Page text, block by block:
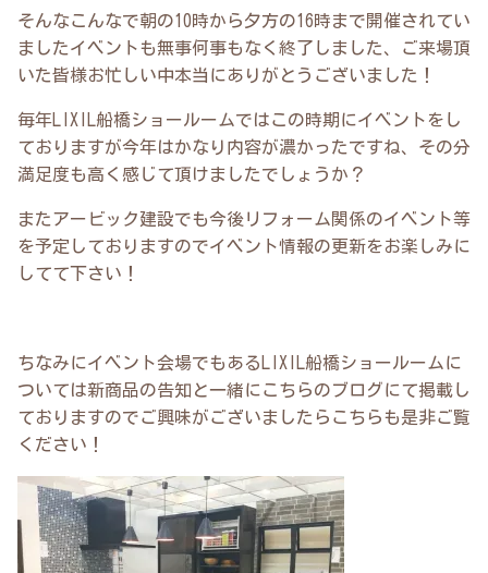
そんなこんなで朝の10時から夕方の16時まで開催されてい
ましたイベントも無事何事もなく終了しました、ご来場頂
いた皆様お忙しい中本当にありがとうございました！
毎年LIXIL船橋ショールームではこの時期にイベントをし
ておりますが今年はかなり内容が濃かったですね、その分
満足度も高く感じて頂けましたでしょうか？
またアービック建設でも今後リフォーム関係のイベント等
を予定しておりますのでイベント情報の更新をお楽しみに
してて下さい！
ちなみにイベント会場でもあるLIXIL船橋ショールームに
ついては新商品の告知と一緒にこちらのブログにて掲載し
ておりますのでご興味がございましたらこちらも是非ご覧
ください！